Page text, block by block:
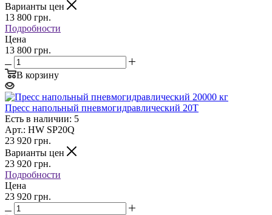
Варианты цен
13 800 грн.
Подробности
Цена
13 800 грн.
В корзину
Пресс напольный пневмогидравлический 20T
Есть в наличии: 5
Арт.: HW SP20Q
23 920 грн.
Варианты цен
23 920 грн.
Подробности
Цена
23 920 грн.